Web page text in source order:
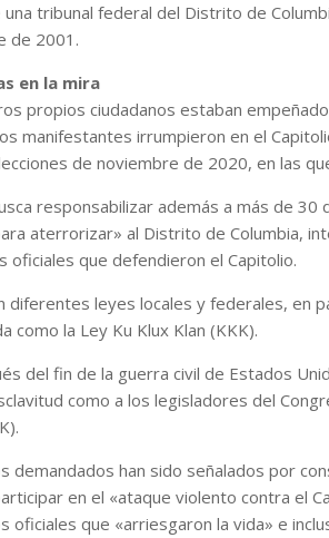
tribunal federal del Distrito de
de 2001.
en la mira
propios ciudadanos estaban
manifestantes irrumpieron en el
de noviembre de 2020, en las
responsabilizar además a más de
aterrorizar» al Distrito de Columbia,
oficiales que defendieron el Capitolio.
diferentes leyes locales y federales, en
como la Ley Ku Klux Klan (KKK).
del fin de la guerra civil de Estados
como a los legisladores del
demandados han sido señalados por
en el «ataque violento contra el
oficiales que «arriesgaron la vida» e